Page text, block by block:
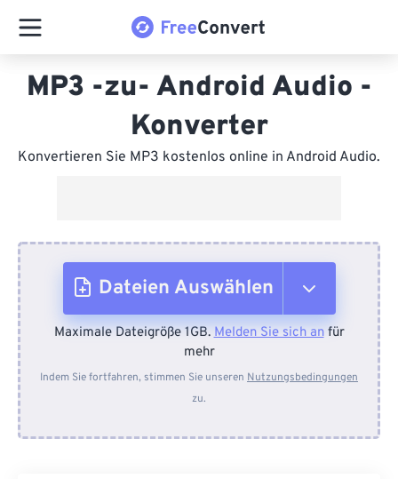
MP3 -zu- Android Audio -
Konverter
Konvertieren Sie MP3 kostenlos online in Android Audio.
Dateien Auswählen
Vom Gerät
Von Dropbox
Maximale Dateigröße 1GB.Melden Sie sich anfür
mehr
Indem Sie fortfahren, stimmen Sie unseren Nutzungsbedingungen
zu.